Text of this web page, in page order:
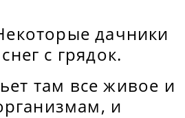
дачники
с грядок.
там все живое и
и